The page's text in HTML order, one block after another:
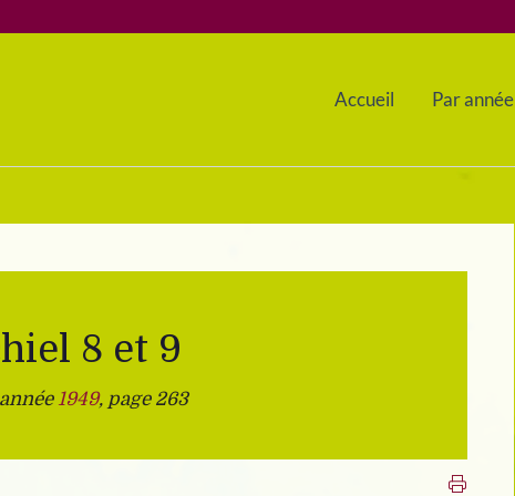
Accueil Par année
8 et 9
1949, page 263